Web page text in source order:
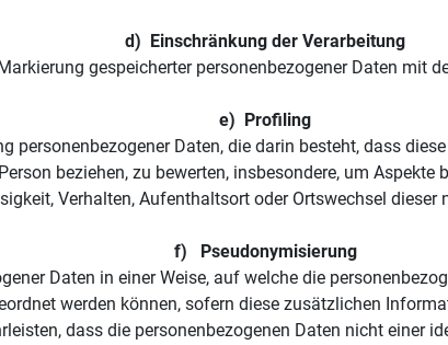
d)  Einschränkung der Verarbeitung
gespeicherter personenbezogener Daten mit
e)  Profiling
personenbezogener Daten, die darin besteht, dass
beziehen, zu bewerten, insbesondere, um
Verhalten, Aufenthaltsort oder Ortswechsel
f)   Pseudonymisierung
Daten in einer Weise, auf welche die
werden können, sofern diese zusätzlichen
dass die personenbezogenen Daten nicht einer